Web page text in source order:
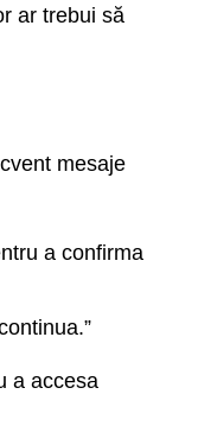
ar trebui să
mesaje
a confirma
a accesa